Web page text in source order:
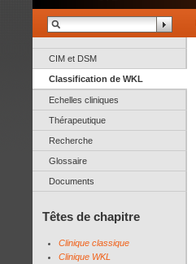
CIM et DSM
Classification de WKL
Echelles cliniques
Thérapeutique
Recherche
Glossaire
Documents
Têtes de chapitre
Clinique classique
Clinique WKL